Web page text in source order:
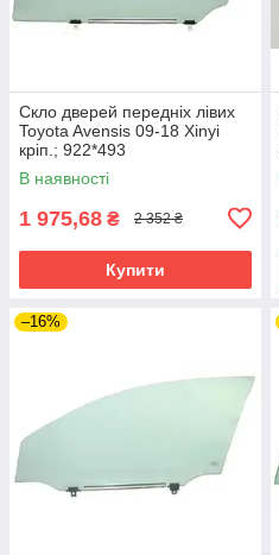
Скло дверей передніх лівих
Toyota Avensis 09-18 Xinyi
кріп.; 922*493
В наявності
1 975,68 ₴ 2 352 ₴
Купити
–16%